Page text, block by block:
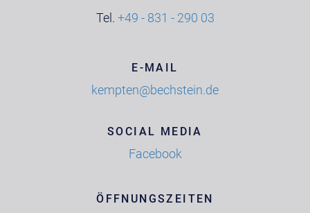
Tel. +49 - 831 - 290 03
E-MAIL
kempten@bechstein.de
SOCIAL MEDIA
Facebook
ÖFFNUNGSZEITEN